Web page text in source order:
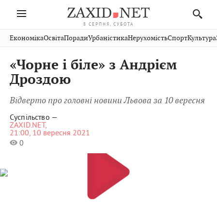
8 СЕРПНЯ, СУБОТА
Івано-
Франківськ
Тернопіль
Волинь
РівнеСтрий
Хмельницький
Публікації
Авто СловкоКультура
Кіно Дім СпортКраєзнавство
ЕкономікаОсвітаПорадиУрбаністикаНерухомістьСпортКультура
«Чорне і біле» з Андрієм
Дроздою
Відверто про головні новини Львова за 10 вересня
Суспільство —
ZAXID.NET,
21:00, 10 вересня 2021
0